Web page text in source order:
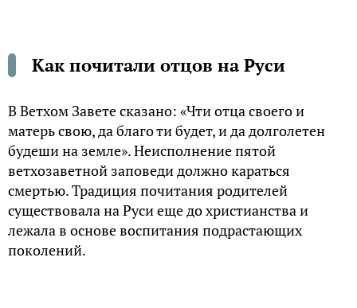
Как почитали отцов на Руси
В Ветхом Завете сказано: «Чти отца своего и
матерь свою, да благо ти будет, и да долголетен
будеши на земле». Неисполнение пятой
ветхозаветной заповеди должно караться
смертью. Традиция почитания родителей
существовала на Руси еще до христианства и
лежала в основе воспитания подрастающих
поколений.